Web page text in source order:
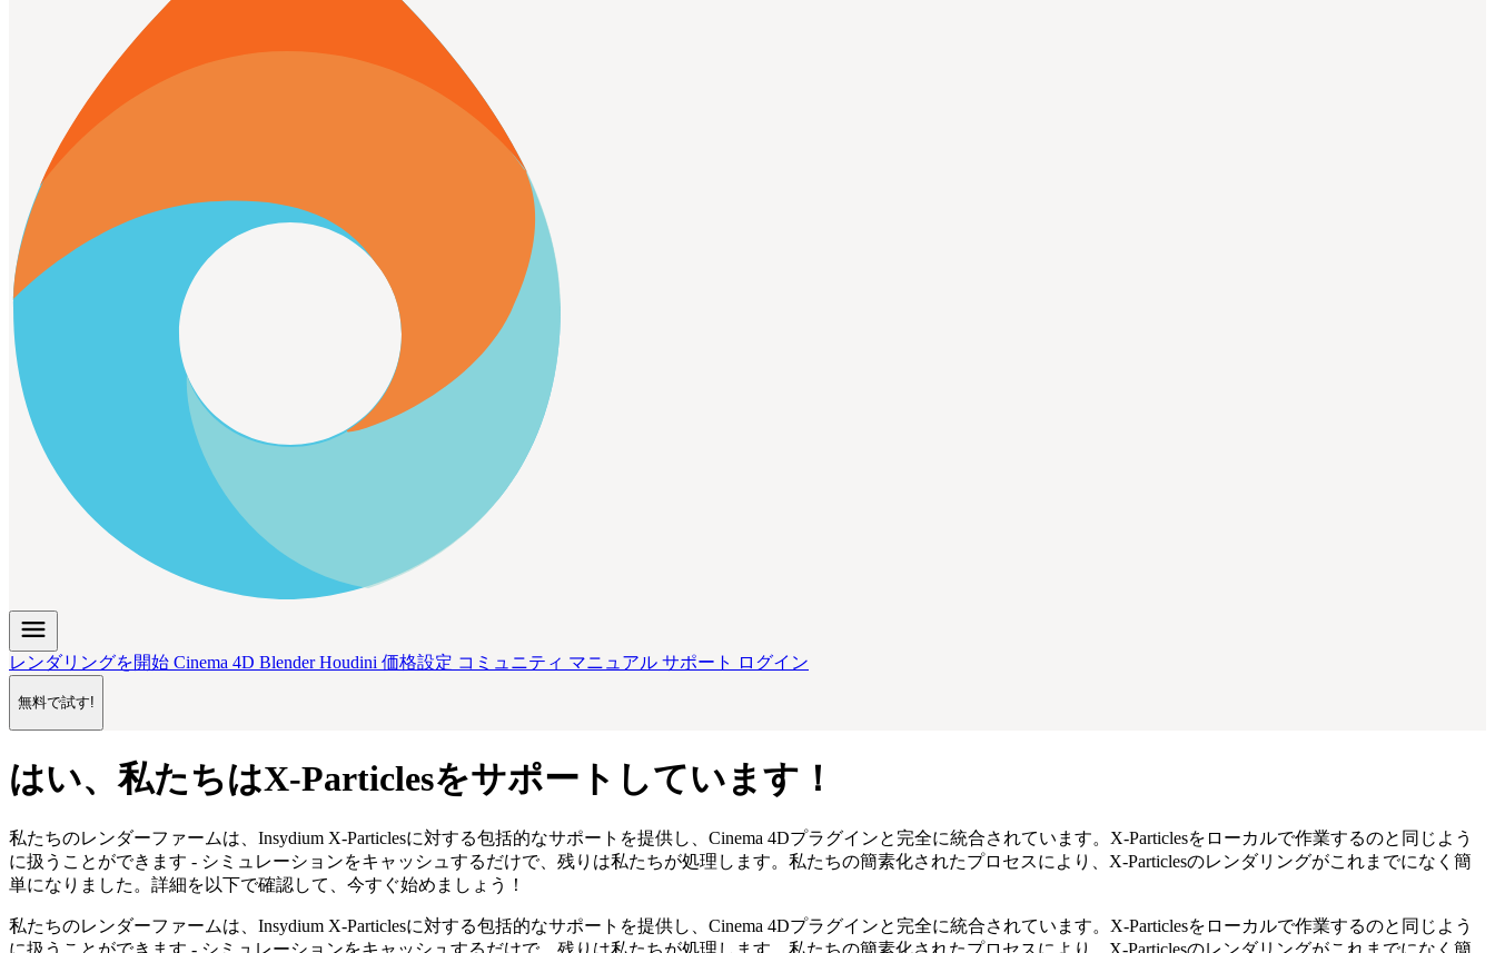
menu
レンダリングを開始 Cinema 4D BlenderHoudini 価格設定 コミュニティ マニュアル サポート ログイン
無料で試す!
はい、私たちはX-Particlesをサポートしています！
私たちのレンダーファームは、Insydium X-Particlesに対する包括的なサポートを提供し、Cinema 4Dプラグインと 完全に統合されています。X-Particlesを ローカルで作業するのと同じよう
に扱うことができます - シミュレーションをキャッシュするだけで、残りは私たちが処理します。私たちの簡素化されたプロセスにより、X-Particlesのレンダリングがこれまでになく簡
単になりました。詳細を以下で確認して、今すぐ始めましょう！
私たちのレンダーファームは、Insydium X-Particlesに対する包括的なサポートを提供し、Cinema 4Dプラグインと 完全に統合されています。X-Particlesを ローカルで作業するのと同じよう